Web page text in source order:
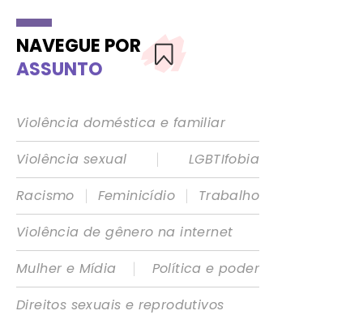
NAVEGUE POR
ASSUNTO
Violência doméstica e familiar
Violência sexual
|
LGBTIfobia
Racismo
| Feminicídio |
Trabalho
Violência de gênero na internet
Mulher e Mídia
|
Política e poder
Direitos sexuais e reprodutivos